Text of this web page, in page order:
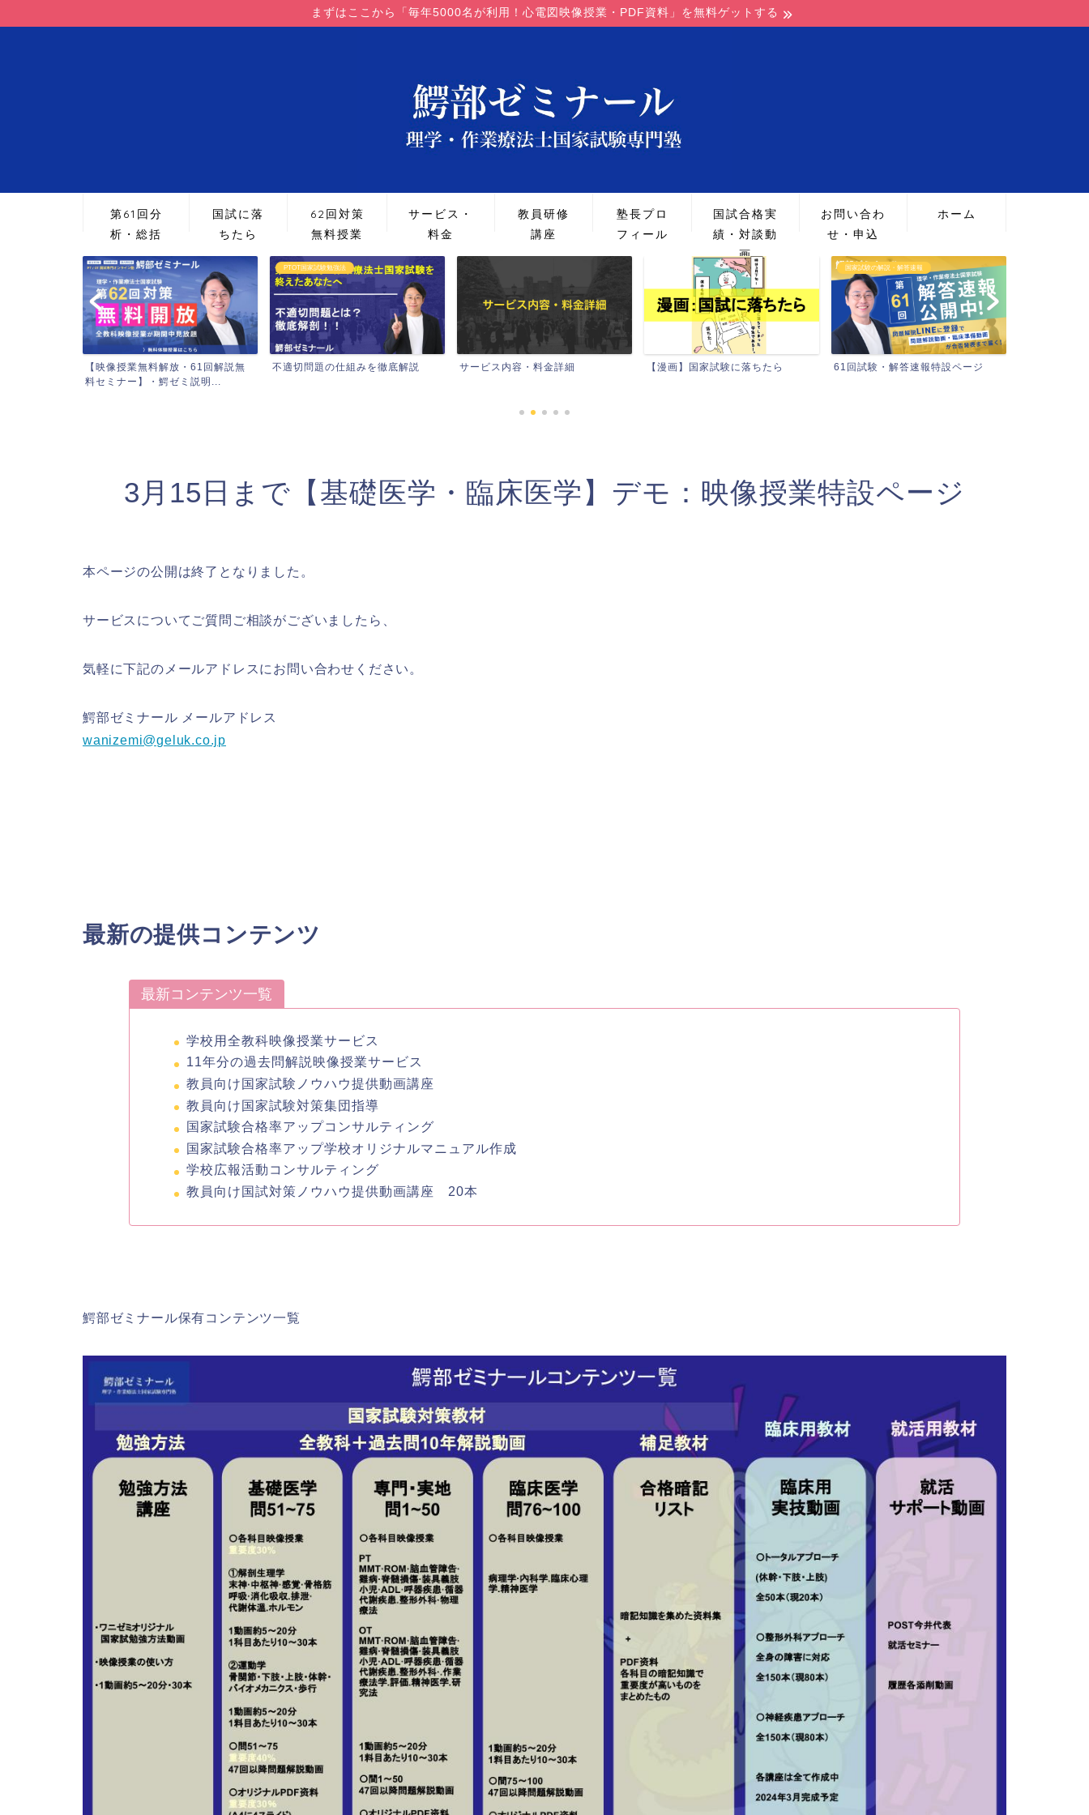
まずはここから「毎年5000名が利用！心電図映像授業・PDF資料」を無料ゲットする
第61回分
析・総括
国試に落
ちたら
62回対策
無料授業
サービス・
料金
教員研修
講座
塾長プロ
フィール
国試合格実
績・対談動
画
お問い合わ
せ・申込
ホーム
【映像授業無料解放・61回解説無
料セミナー】・鰐ゼミ説明...
PTOT国家試験勉強法
不適切問題の仕組みを徹底解説 サービス内容・料金詳細 【漫画】国家試験に落ちたら
国家試験の解説・解答速報
61回試験・解答速報特設ページ
3月15日まで【基礎医学・臨床医学】デモ：映像授業特設ページ
本ページの公開は終了となりました。
サービスについてご質問ご相談がございましたら、
気軽に下記のメールアドレスにお問い合わせください。
鰐部ゼミナール メールアドレス
wanizemi@geluk.co.jp
最新の提供コンテンツ
最新コンテンツ一覧
学校用全教科映像授業サービス
11年分の過去問解説映像授業サービス
教員向け国家試験ノウハウ提供動画講座
教員向け国家試験対策集団指導
国家試験合格率アップコンサルティング
国家試験合格率アップ学校オリジナルマニュアル作成
学校広報活動コンサルティング
教員向け国試対策ノウハウ提供動画講座 20本
鰐部ゼミナール保有コンテンツ一覧